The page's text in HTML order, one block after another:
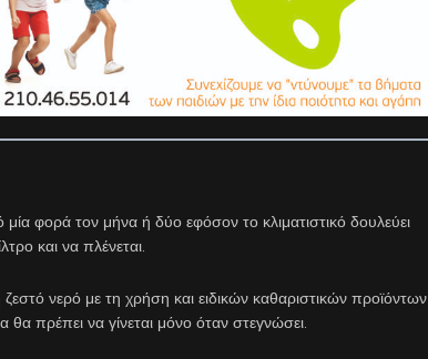
φορά τον μήνα ή δύο εφόσον το κλιματιστικό δουλεύει
και να πλένεται.
νερό με τη χρήση και ειδικών καθαριστικών προϊόντων,
πρέπει να γίνεται μόνο όταν στεγνώσει.